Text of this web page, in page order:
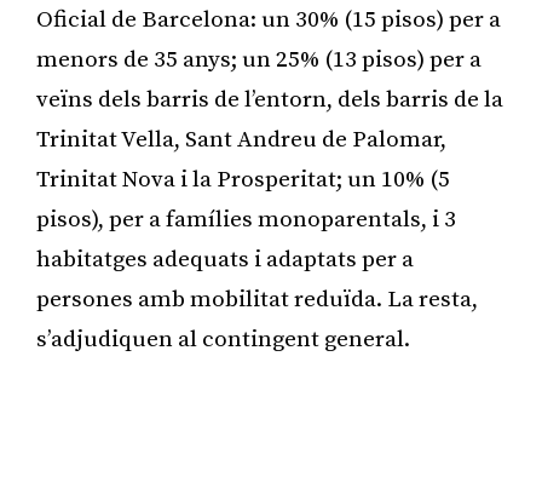
Oficial de Barcelona: un 30% (15 pisos) per a
menors de 35 anys; un 25% (13 pisos) per a
veïns dels barris de l’entorn, dels barris de la
Trinitat Vella, Sant Andreu de Palomar,
Trinitat Nova i la Prosperitat; un 10% (5
pisos), per a famílies monoparentals, i 3
habitatges adequats i adaptats per a
persones amb mobilitat reduïda. La resta,
s’adjudiquen al contingent general.